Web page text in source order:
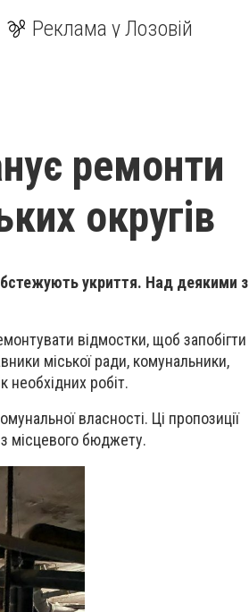
Реклама у Лозовій
ремонти
округів
укриття. Над деякими з
відмостки, щоб запобігти
міської ради, комунальники,
необхідних робіт.
власності. Ці пропозиції
місцевого бюджету.